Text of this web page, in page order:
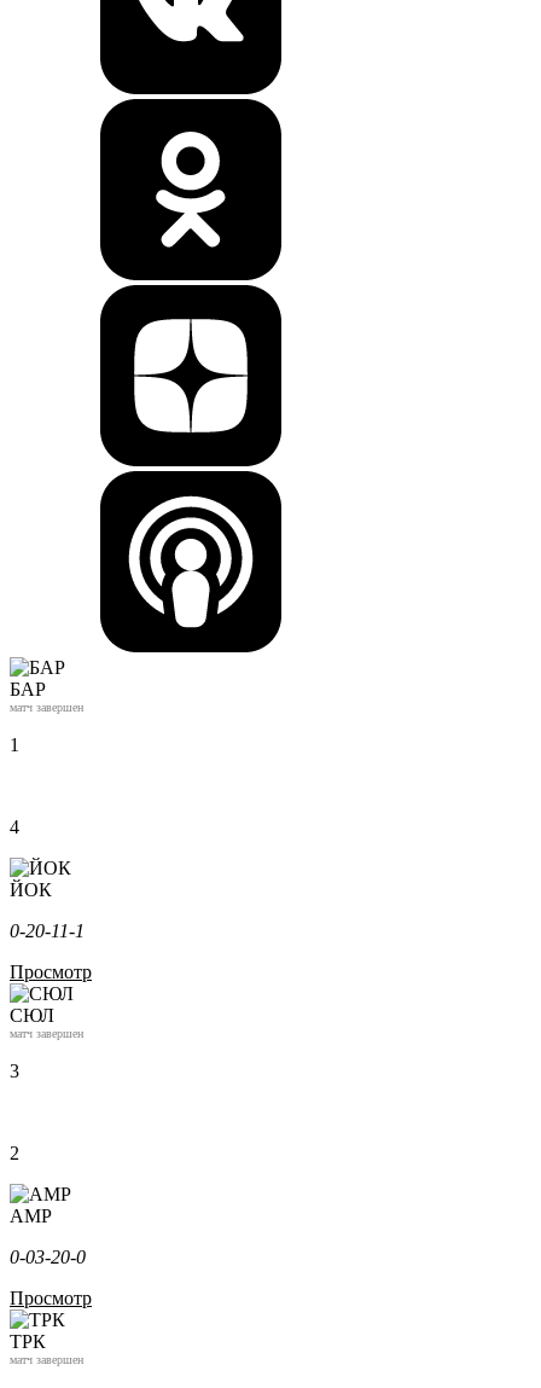
БАР
матч завершен
1
4
ЙОК
0-20-11-1
Просмотр
СЮЛ
матч завершен
3
2
АМР
0-03-20-0
Просмотр
ТРК
матч завершен